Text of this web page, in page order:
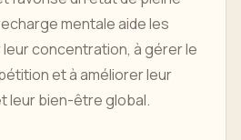
mentale aide les
concentration, à gérer le
et à améliorer leur
leur bien-être global.